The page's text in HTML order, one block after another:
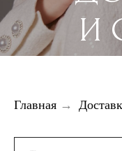
И
Главная →